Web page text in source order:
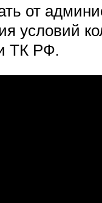
от
условий
ТК РФ.